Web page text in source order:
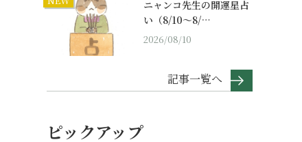
ニャンコ先生の開運星占
い（8/10～8/…
2026/08/10
記事一覧へ
ピックアップ